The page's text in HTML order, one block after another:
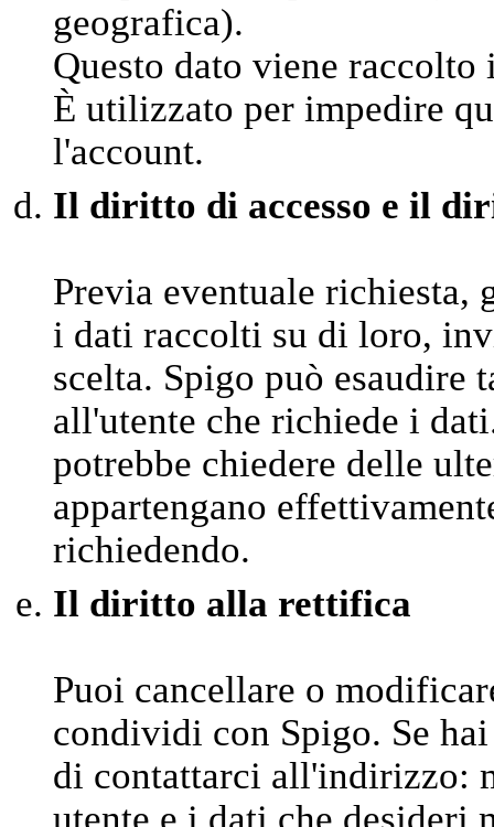
geografica).
Questo dato viene
È utilizzato per impedire
l'account.
Il diritto di accesso e il
Previa eventuale richiesta,
i dati raccolti su di loro,
scelta. Spigo può
all'utente che richiede i
potrebbe chiedere delle
appartengano
richiedendo.
Il diritto alla rettifica
Puoi cancellare o
condividi con Spigo. Se
di contattarci all'indirizzo:
utente e i dati che desideri